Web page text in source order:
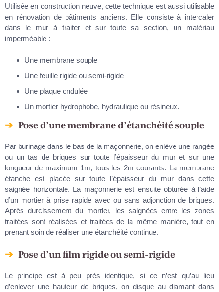
Utilisée en construction neuve, cette technique est aussi utilisable
en rénovation de bâtiments anciens. Elle consiste à intercaler
dans le mur à traiter et sur toute sa section, un matériau
imperméable :
Une membrane souple
Une feuille rigide ou semi-rigide
Une plaque ondulée
Un mortier hydrophobe, hydraulique ou résineux.
Pose d’une membrane d’étanchéité souple
Par burinage dans le bas de la maçonnerie, on enlève une rangée
ou un tas de briques sur toute l’épaisseur du mur et sur une
longueur de maximum 1m, tous les 2m courants. La membrane
étanche est placée sur toute l’épaisseur du mur dans cette
saignée horizontale. La maçonnerie est ensuite obturée à l’aide
d’un mortier à prise rapide avec ou sans adjonction de briques.
Après durcissement du mortier, les saignées entre les zones
traitées sont réalisées et traitées de la même manière, tout en
prenant soin de réaliser une étanchéité continue.
Pose d’un film rigide ou semi-rigide
Le principe est à peu près identique, si ce n’est qu’au lieu
d’enlever une hauteur de briques, on disque au diamant dans